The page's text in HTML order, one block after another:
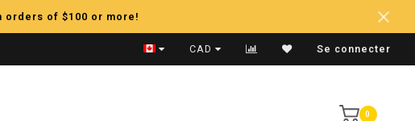
orders of $100 or more!
Expédition Rapide
CAD Se connecter
0